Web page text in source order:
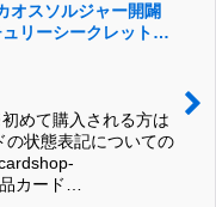
オスソルジャー開闢
リーシークレット》
めて購入される方は
の状態表記についての
カード…